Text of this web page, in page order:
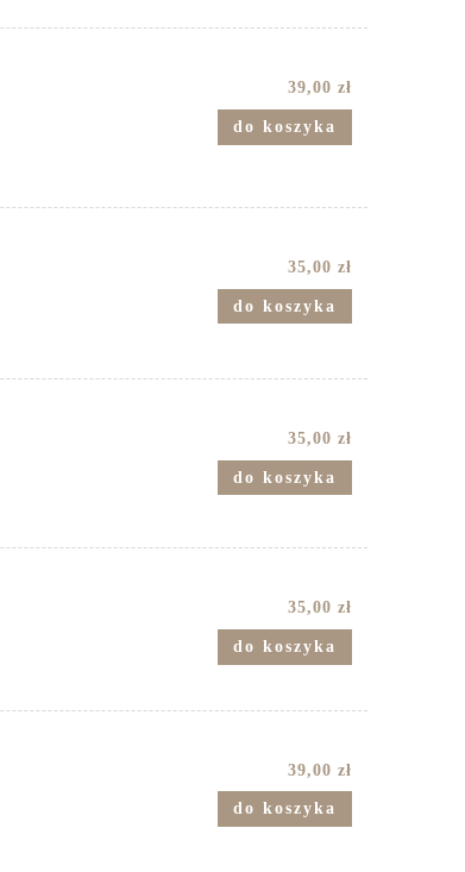
39,00 zł
do koszyka
35,00 zł
do koszyka
35,00 zł
do koszyka
35,00 zł
do koszyka
39,00 zł
do koszyka